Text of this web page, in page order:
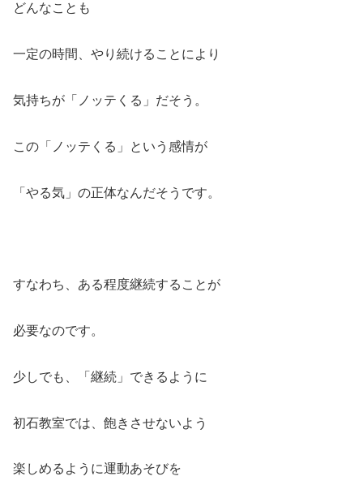
どんなことも
一定の時間、やり続けることにより
気持ちが「ノッテくる」だそう。
この「ノッテくる」という感情が
「やる気」の正体なんだそうです。
すなわち、ある程度継続することが
必要なのです。
少しでも、「継続」できるように
初石教室では、飽きさせないよう
楽しめるように運動あそびを